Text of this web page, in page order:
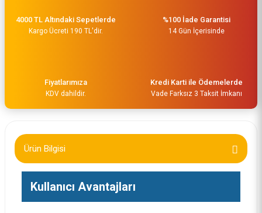
4000 TL Altındaki Sepetlerde
Kargo Ücreti 190 TL'dir.
%100 İade Garantisi
14 Gün İçerisinde
Fiyatlarımıza
KDV dahildir.
Kredi Karti ile Ödemelerde
Vade Farksız 3 Taksit İmkanı
Ürün Bilgisi
Kullanıcı Avantajları